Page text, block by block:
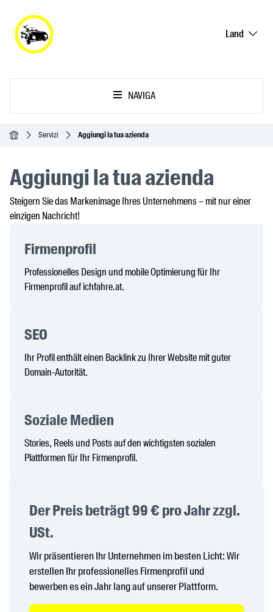
Land
NAVIGA
Home Servizi Aggiungi la tua azienda
Aggiungi la tua azienda
Steigern Sie das Markenimage Ihres Unternehmens – mit nur einer
einzigen Nachricht!
Firmenprofil
Professionelles Design und mobile Optimierung für Ihr
Firmenprofil auf ichfahre.at.
SEO
Ihr Profil enthält einen Backlink zu Ihrer Website mit guter
Domain-Autorität.
Soziale Medien
Stories, Reels und Posts auf den wichtigsten sozialen
Plattformen für Ihr Firmenprofil.
Der Preis beträgt 99 € pro Jahr zzgl.
USt.
Wir präsentieren Ihr Unternehmen im besten Licht: Wir
erstellen Ihr professionelles Firmenprofil und
bewerben es ein Jahr lang auf unserer Plattform.